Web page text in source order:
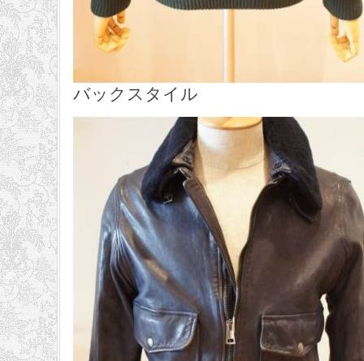
バックスタイル